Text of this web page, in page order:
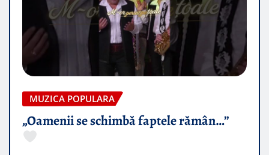
MUZICA POPULARA
„Oamenii se schimbă faptele rămân…”